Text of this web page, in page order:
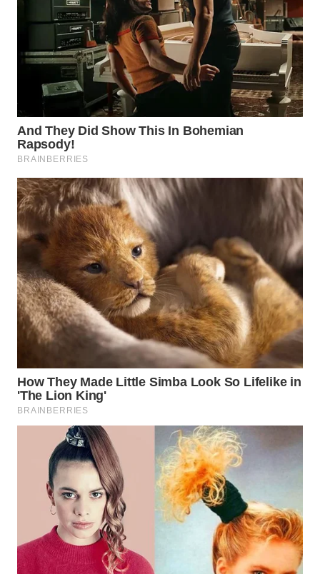
LAPAK
WAHANA
KONSUMEN
LISTRIK
MASYARAKAT
KELISTRIKAN
WALINKI
ID
MAWAKA
ID
MARTABAT
PLN
WATCH
LPKKI
KOPEKLIN